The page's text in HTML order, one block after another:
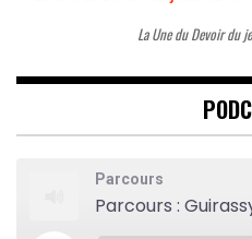
La Une du Devoir du
Parcours
Parcours :